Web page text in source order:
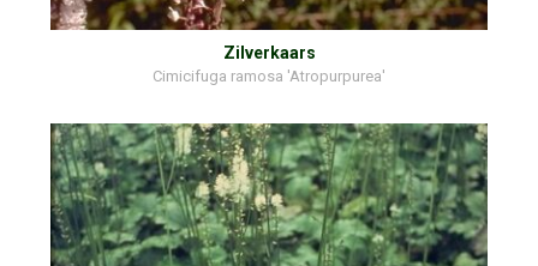
Zilverkaars
Cimicifuga ramosa 'Atropurpurea'